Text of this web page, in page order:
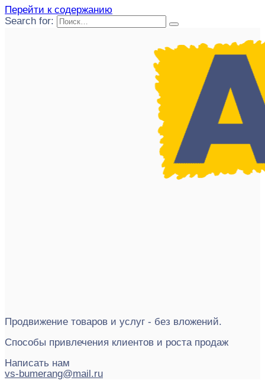
Перейти к содержанию
Search for:
Продвижение товаров и услуг - без вложений.
Способы привлечения клиентов и роста продаж
Написать нам
vs-bumerang@mail.ru